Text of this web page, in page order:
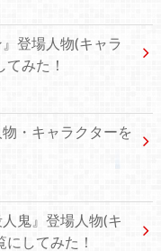
』登場人物(キャラ
みた！
物・キャラクターを
人鬼』登場人物(キ
してみた！